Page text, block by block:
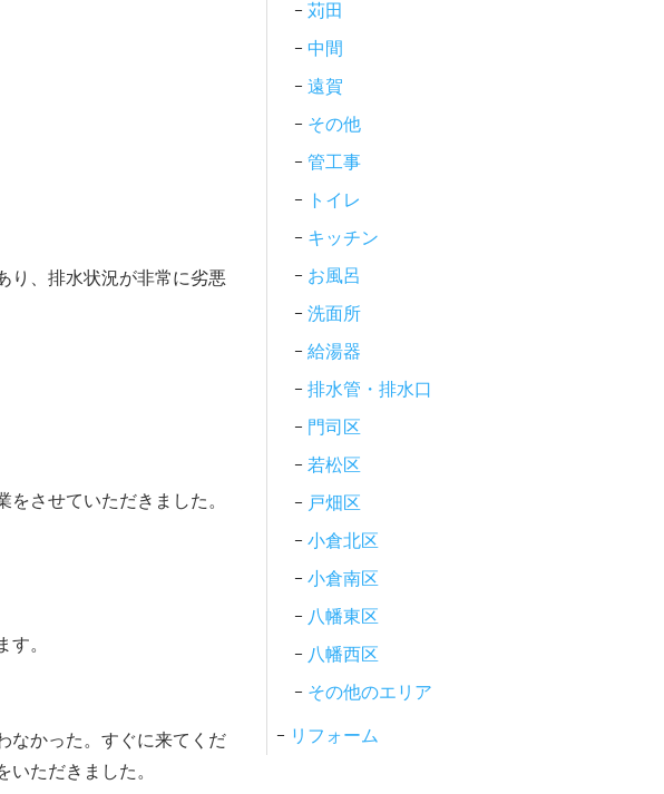
り、排水状況が非常に劣悪
させていただきました。
。
かった。すぐに来てくだ
ただきました。
苅田
中間
遠賀
その他
管工事
トイレ
キッチン
お風呂
洗面所
給湯器
排水管・排水口
門司区
若松区
戸畑区
小倉北区
小倉南区
八幡東区
八幡西区
その他のエリア
リフォーム